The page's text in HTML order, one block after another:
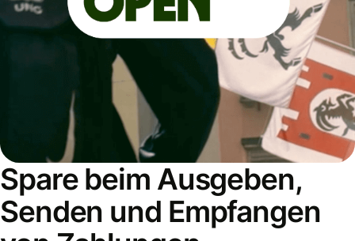
Spare beim Ausgeben,
Senden und Empfangen